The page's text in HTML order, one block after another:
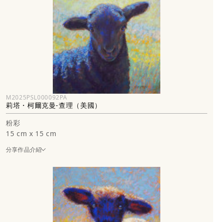
M2025PSL000092PA
莉塔・柯爾克曼-查理（美國）
粉彩
15 cm x 15 cm
分享作品介紹